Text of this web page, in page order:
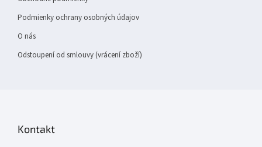
Podmienky ochrany osobných údajov
O nás
Odstoupení od smlouvy (vrácení zboží)
Kontakt